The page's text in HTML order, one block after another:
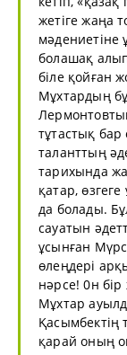
жетіге жаңа
мәдениетіне
болашақ
біле қойған
Мұхтардың
тұтастық
таланттың
тарихында
қатар,
да болады.
сауатын
ұсынған
өлеңдері
нәрсе! 0н
Мұхтар
Қасымбектің
қарай оның